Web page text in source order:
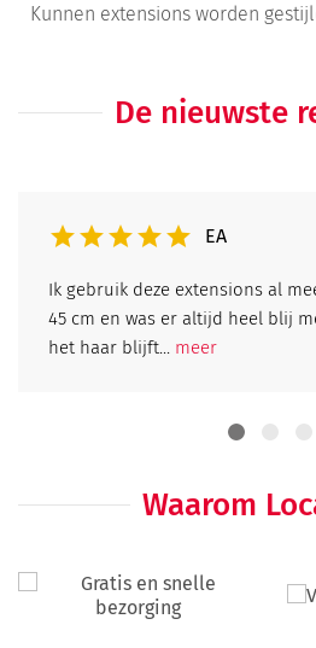
Kunnen extensions worden
De nieuwste
EA
Ik gebruik deze extensions al
45 cm en was er altijd heel blij
het haar blijft... meer
Waarom